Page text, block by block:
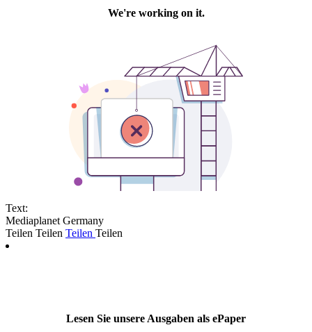
Text:
Mediaplanet Germany
Teilen Teilen Teilen Teilen
Lesen Sie unsere Ausgaben als ePaper